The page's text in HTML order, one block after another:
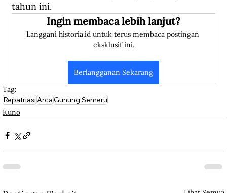
tahun ini.
Ingin membaca lebih lanjut?
Langgani historia.id untuk terus membaca postingan
eksklusif ini.
Berlangganan Sekarang
Tag:
RepatriasiArcaGunung Semeru
Kuno